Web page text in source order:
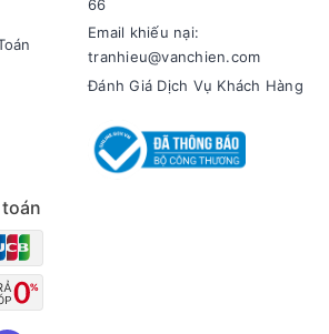
R134A, không gây cháy nổ, không độc
66
Email khiếu nại:
tranhieu@vanchien.com
Đánh Giá Dịch Vụ Khách Hàng